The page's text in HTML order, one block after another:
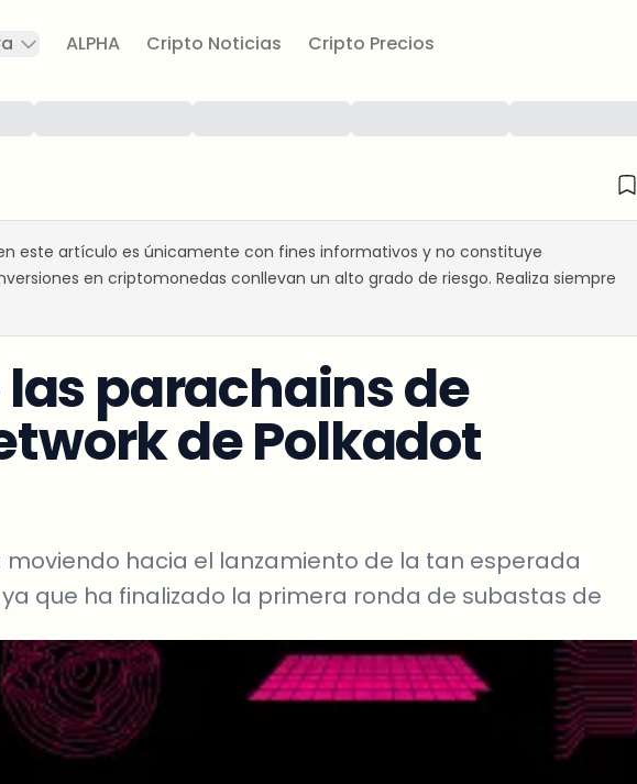
ALPHA Cripto Noticias Cripto Precios
este artículo es únicamente con fines informativos y no constituye
en criptomonedas conllevan un alto grado de riesgo. Realiza siempre
las parachains de
de Polkadot
moviendo hacia el lanzamiento de la tan esperada
que ha finalizado la primera ronda de subastas de